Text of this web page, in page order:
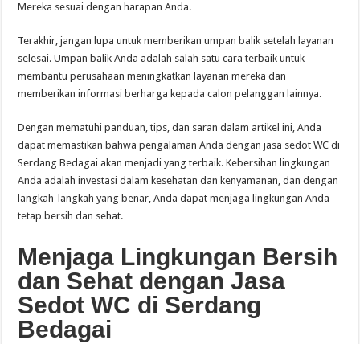
Mereka sesuai dengan harapan Anda.
Terakhir, jangan lupa untuk memberikan umpan balik setelah layanan
selesai. Umpan balik Anda adalah salah satu cara terbaik untuk
membantu perusahaan meningkatkan layanan mereka dan
memberikan informasi berharga kepada calon pelanggan lainnya.
Dengan mematuhi panduan, tips, dan saran dalam artikel ini, Anda
dapat memastikan bahwa pengalaman Anda dengan jasa sedot WC di
Serdang Bedagai akan menjadi yang terbaik. Kebersihan lingkungan
Anda adalah investasi dalam kesehatan dan kenyamanan, dan dengan
langkah-langkah yang benar, Anda dapat menjaga lingkungan Anda
tetap bersih dan sehat.
Menjaga Lingkungan Bersih
dan Sehat dengan Jasa
Sedot WC di Serdang
Bedagai